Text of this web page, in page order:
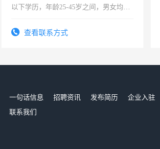
以下学历，年龄25-45岁之间，男女均
表或者有医学资质的优先，底薪+绩效，
查看联系方式
一句话信息 招聘资讯 发布简历 企业入驻
联系我们